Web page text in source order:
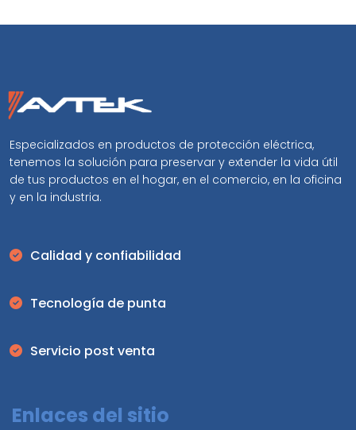
Especializados en productos de protección eléctrica,
tenemos la solución para preservar y extender la vida útil
de tus productos en el hogar, en el comercio, en la oficina
y en la industria.
Calidad y confiabilidad
Tecnología de punta
Servicio post venta
Enlaces del sitio